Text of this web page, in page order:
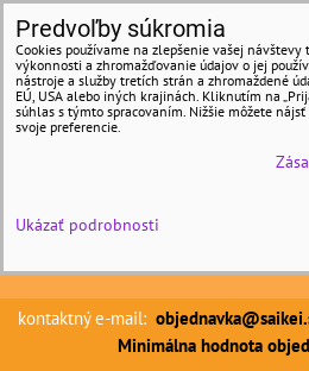
kontaktný e-mail:
Minimálna hodnota
Predvoľby súkromia
Cookies používame na zlepšenie vašej
výkonnosti a zhromažďovanie údajov o jej
nástroje a služby tretích strán a zhromaždené
EÚ, USA alebo iných krajinách. Kliknutím na
súhlas s týmto spracovaním. Nižšie môžete
svoje preferencie.
Ukázať podrobnosti